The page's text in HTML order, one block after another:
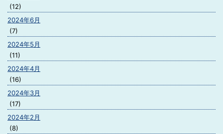
(12)
2024年6月
(7)
2024年5月
(11)
2024年4月
(16)
2024年3月
(17)
2024年2月
(8)